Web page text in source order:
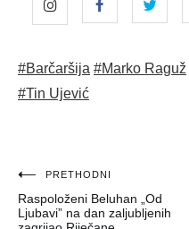
#Barčaršija #Marko Raguž
#Tin Ujević
Navigacija
objava
PRETHODNI
Raspoloženi Beluhan „Od
Ljubavi” na dan zaljubljenih